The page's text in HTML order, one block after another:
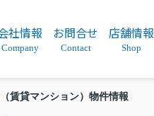
社情報
Company
お問合せ
Contact
店舗情報
Shop
賃貸マンション）物件情報